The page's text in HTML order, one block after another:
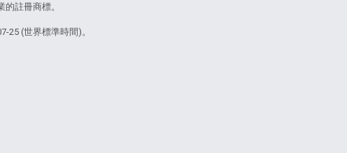
註冊商標。
25 (世界標準時間)。